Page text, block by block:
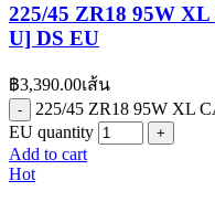
225/45 ZR18 95W
U] DS EU
฿3,390.00เส้น
225/45 ZR18 95W XL
EU quantity
Add to cart
Hot